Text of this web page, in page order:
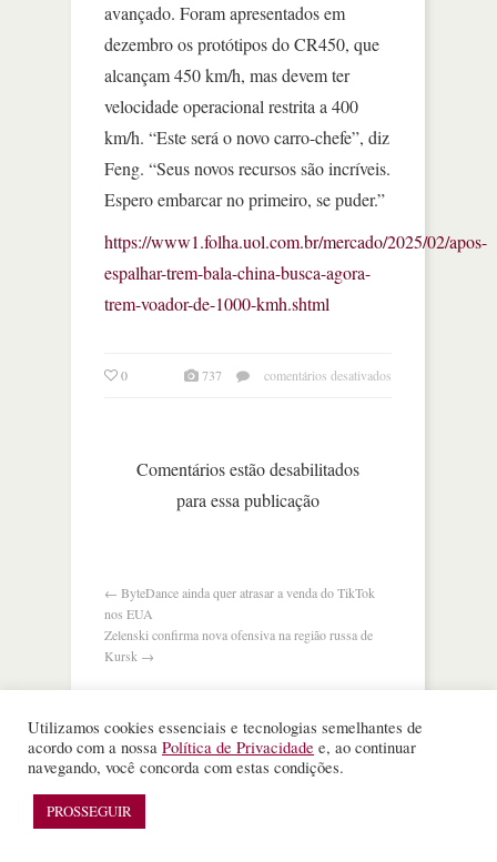
avançado. Foram apresentados em
dezembro os protótipos do CR450, que
alcançam 450 km/h, mas devem ter
velocidade operacional restrita a 400
km/h. “Este será o novo carro-chefe”, diz
Feng. “Seus novos recursos são incríveis.
Espero embarcar no primeiro, se puder.”
https://www1.folha.uol.com.br/mercado/2025/02/apos-
espalhar-trem-bala-china-busca-agora-
trem-voador-de-1000-kmh.shtml
0 737 comentários desativados
Comentários estão desabilitados
para essa publicação
← ByteDance ainda quer atrasar a venda do TikTok
nos EUA
Zelenski confirma nova ofensiva na região russa de
Kursk →
©Nota Alta ESPM. Todos os direitos reservados.
WordPress Theme
Utilizamos cookies essenciais e tecnologias semelhantes de
acordo com a nossa Política de Privacidade e, ao continuar
navegando, você concorda com estas condições.
PROSSEGUIR